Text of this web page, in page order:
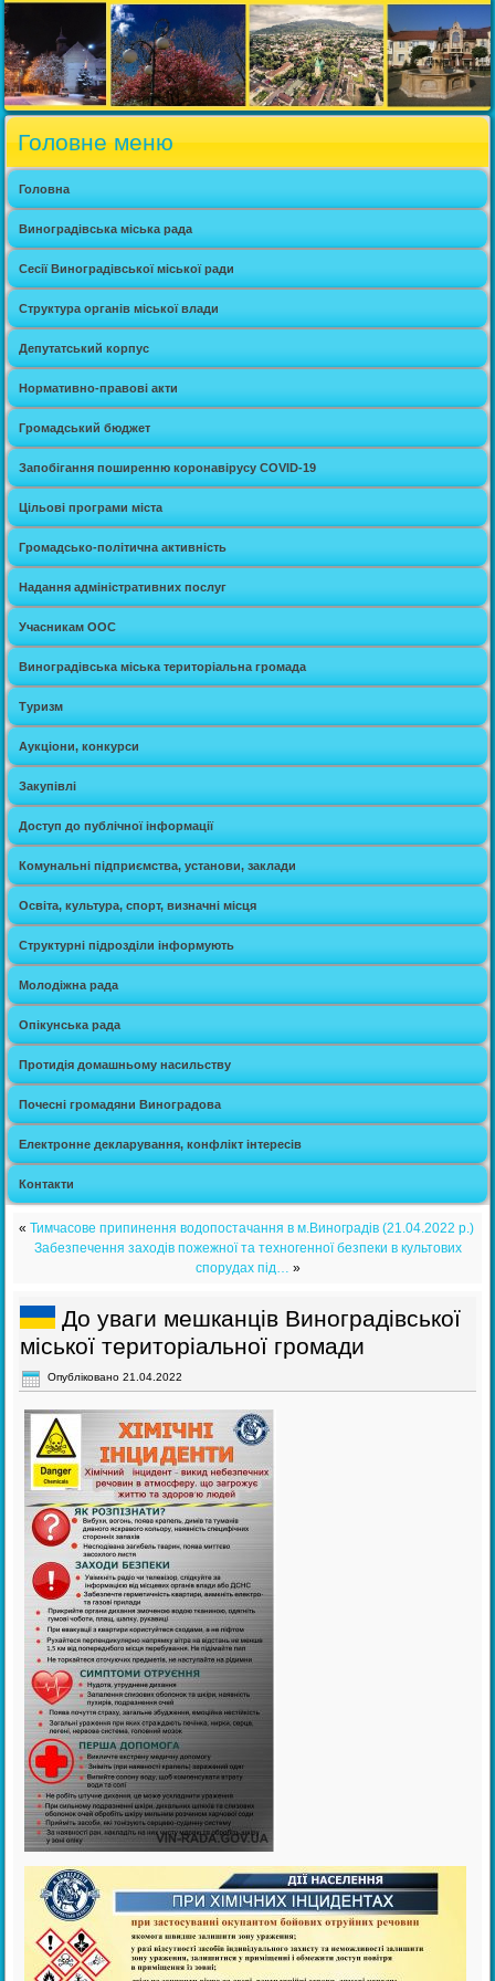
Головне меню
Головна
Виноградівська міська рада
Сесії Виноградівської міської ради
Структура органів міської влади
Депутатський корпус
Нормативно-правові акти
Громадський бюджет
Запобігання поширенню коронавірусу COVID-19
Цільові програми міста
Громадсько-політична активність
Надання адміністративних послуг
Учасникам ООС
Виноградівська міська територіальна громада
Туризм
Аукціони, конкурси
Закупівлі
Доступ до публічної інформації
Комунальні підприємства, установи, заклади
Освіта, культура, спорт, визначні місця
Структурні підрозділи інформують
Молодіжна рада
Опікунська рада
Протидія домашньому насильству
Почесні громадяни Виноградова
Електронне декларування, конфлікт інтересів
Контакти
«Тимчасове припинення водопостачання в м.Виноградів (21.04.2022 р.)
Забезпечення заходів пожежної та техногенної безпеки в культових
спорудах під… »
До уваги мешканців Виноградівської
міської територіальної громади
Опубліковано 21.04.2022